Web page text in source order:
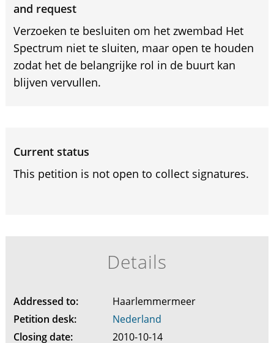
and request
Verzoeken te besluiten om het zwembad Het
Spectrum niet te sluiten, maar open te houden
zodat het de belangrijke rol in de buurt kan
blijven vervullen.
Current status
This petition is not open to collect signatures.
Details
Addressed to:
Haarlemmermeer
Petition desk:
Nederland
Closing date:
2010-10-14